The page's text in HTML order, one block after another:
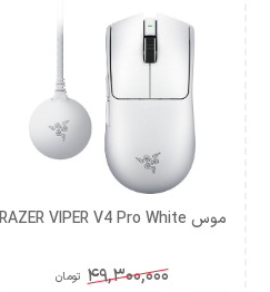
موس RAZER VIPER V4 Pro White
49,300,000 تومان